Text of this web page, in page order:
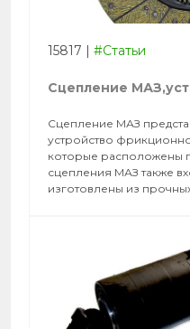
15817 | #Статьи
Сцепление
Сцепление МАЗ
устройство
которые расположены
сцепления МАЗ также
изготовлены из